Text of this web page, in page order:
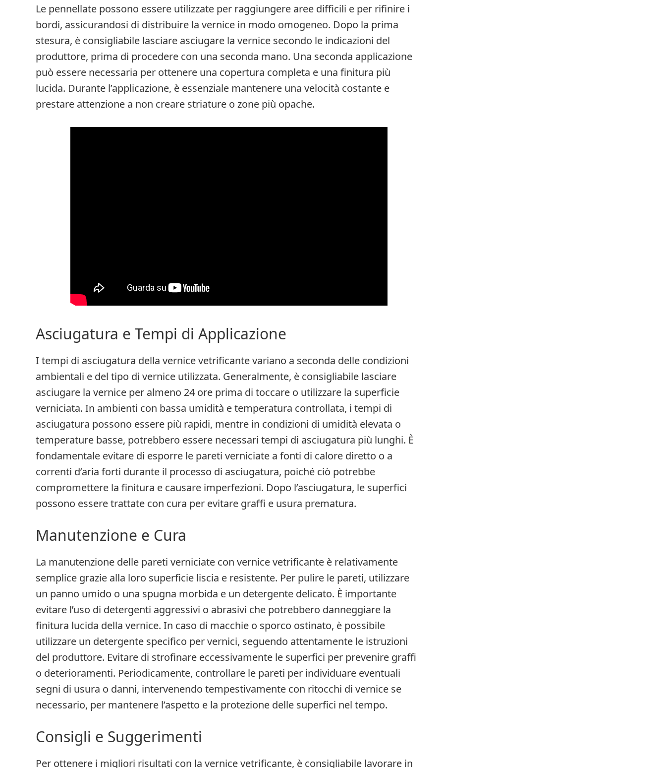
Le pennellate possono essere utilizzate per raggiungere aree difficili e per rifinire i
bordi, assicurandosi di distribuire la vernice in modo omogeneo. Dopo la prima
stesura, è consigliabile lasciare asciugare la vernice secondo le indicazioni del
produttore, prima di procedere con una seconda mano. Una seconda applicazione
può essere necessaria per ottenere una copertura completa e una finitura più
lucida. Durante l’applicazione, è essenziale mantenere una velocità costante e
prestare attenzione a non creare striature o zone più opache.
Asciugatura e Tempi di Applicazione
I tempi di asciugatura della vernice vetrificante variano a seconda delle condizioni
ambientali e del tipo di vernice utilizzata. Generalmente, è consigliabile lasciare
asciugare la vernice per almeno 24 ore prima di toccare o utilizzare la superficie
verniciata. In ambienti con bassa umidità e temperatura controllata, i tempi di
asciugatura possono essere più rapidi, mentre in condizioni di umidità elevata o
temperature basse, potrebbero essere necessari tempi di asciugatura più lunghi. È
fondamentale evitare di esporre le pareti verniciate a fonti di calore diretto o a
correnti d’aria forti durante il processo di asciugatura, poiché ciò potrebbe
compromettere la finitura e causare imperfezioni. Dopo l’asciugatura, le superfici
possono essere trattate con cura per evitare graffi e usura prematura.
Manutenzione e Cura
La manutenzione delle pareti verniciate con vernice vetrificante è relativamente
semplice grazie alla loro superficie liscia e resistente. Per pulire le pareti, utilizzare
un panno umido o una spugna morbida e un detergente delicato. È importante
evitare l’uso di detergenti aggressivi o abrasivi che potrebbero danneggiare la
finitura lucida della vernice. In caso di macchie o sporco ostinato, è possibile
utilizzare un detergente specifico per vernici, seguendo attentamente le istruzioni
del produttore. Evitare di strofinare eccessivamente le superfici per prevenire graffi
o deterioramenti. Periodicamente, controllare le pareti per individuare eventuali
segni di usura o danni, intervenendo tempestivamente con ritocchi di vernice se
necessario, per mantenere l’aspetto e la protezione delle superfici nel tempo.
Consigli e Suggerimenti
Per ottenere i migliori risultati con la vernice vetrificante, è consigliabile lavorare in